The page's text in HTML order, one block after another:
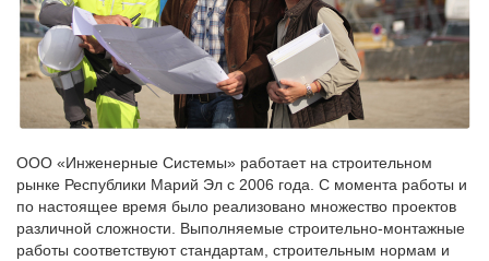
ООО «Инженерные Системы» работает на строительном
рынке Республики Марий Эл с 2006 года. С момента работы и
по настоящее время было реализовано множество проектов
различной сложности. Выполняемые строительно-монтажные
работы соответствуют стандартам, строительным нормам и